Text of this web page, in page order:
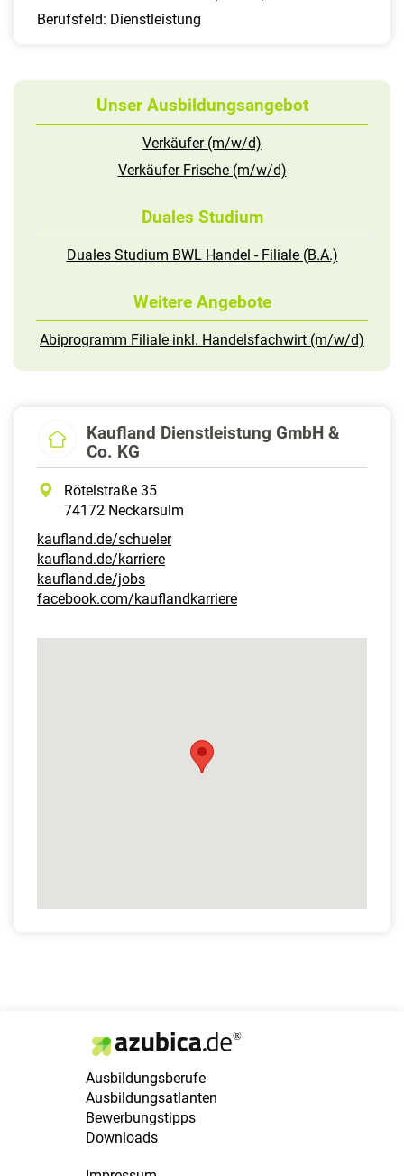
Berufsfeld: Dienstleistung
Unser Ausbildungsangebot
Verkäufer (m/w/d)
Verkäufer Frische (m/w/d)
Duales Studium
Duales Studium BWL Handel - Filiale (B.A.)
Weitere Angebote
Abiprogramm Filiale inkl. Handelsfachwirt (m/w/d)
Kaufland Dienstleistung GmbH &
Co. KG
Rötelstraße 35
74172 Neckarsulm
kaufland.de/schueler
kaufland.de/karriere
kaufland.de/jobs
facebook.com/kauflandkarriere
Ausbildungsberufe
Ausbildungsatlanten
Bewerbungstipps
Downloads